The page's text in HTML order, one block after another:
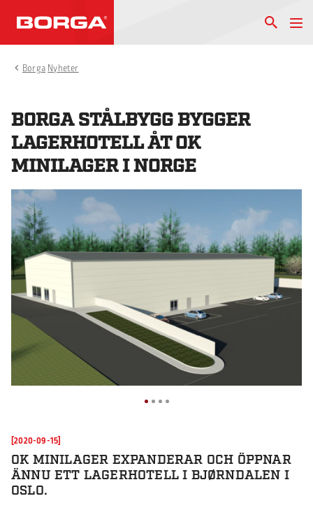
Borga Nyheter
BORGA STÅLBYGG BYGGER
LAGERHOTELL ÅT OK
MINILAGER I NORGE
[2020-09-15]
OK MINILAGER EXPANDERAR OCH ÖPPNAR
ÄNNU ETT LAGERHOTELL I BJØRNDALEN I
OSLO.